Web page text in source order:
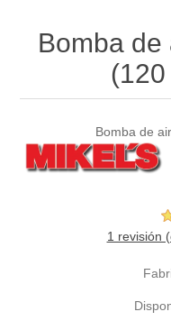
Bomba
Bomba de
1 revisión